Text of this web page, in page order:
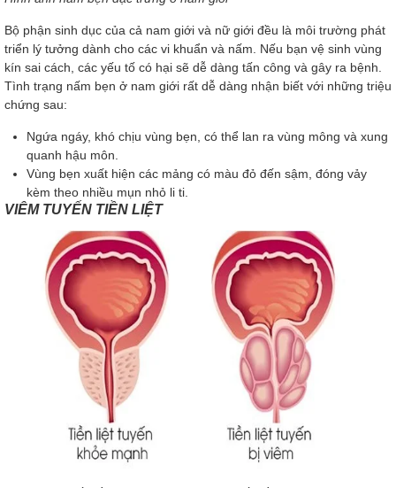
Bộ phận sinh dục của cả nam giới và nữ giới đều là môi trường phát
triển lý tưởng dành cho các vi khuẩn và nấm. Nếu bạn vệ sinh vùng
kín sai cách, các yếu tố có hại sẽ dễ dàng tấn công và gây ra bệnh.
Tình trạng nấm bẹn ở nam giới rất dễ dàng nhận biết với những triệu
chứng sau:
Ngứa ngáy, khó chịu vùng bẹn, có thể lan ra vùng mông và xung
quanh hậu môn.
Vùng bẹn xuất hiện các mảng có màu đỏ đến sậm, đóng vảy
kèm theo nhiều mụn nhỏ li ti.
VIÊM TUYẾN TIỀN LIỆT